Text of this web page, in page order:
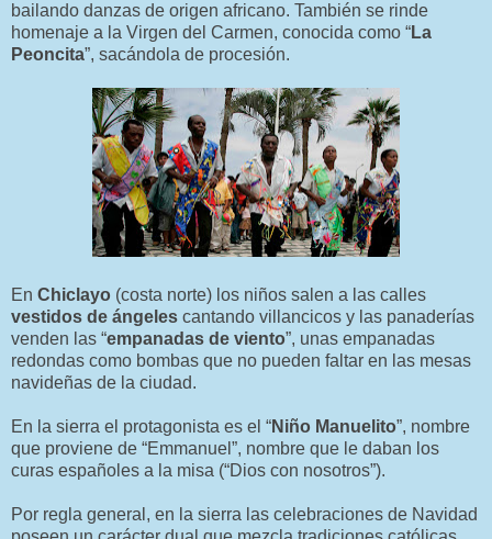
bailando danzas de origen africano. También se rinde
homenaje a la Virgen del Carmen, conocida como “La
Peoncita”, sacándola de procesión.
En Chiclayo (costa norte) los niños salen a las calles
vestidos de ángeles cantando villancicos y las panaderías
venden las “empanadas de viento”, unas empanadas
redondas como bombas que no pueden faltar en las mesas
navideñas de la ciudad.
En la sierra el protagonista es el “Niño Manuelito”, nombre
que proviene de “Emmanuel”, nombre que le daban los
curas españoles a la misa (“Dios con nosotros”).
Por regla general, en la sierra las celebraciones de Navidad